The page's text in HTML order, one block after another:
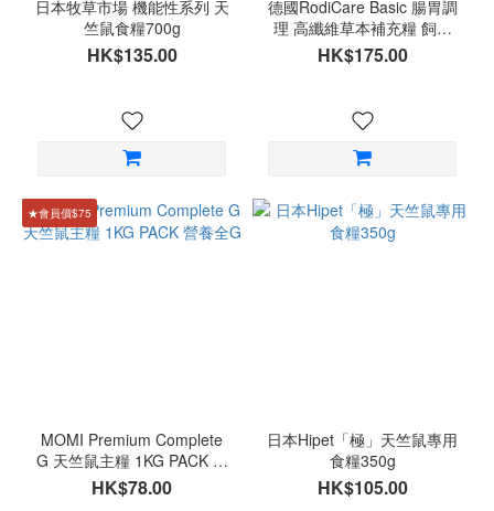
日本牧草市場 機能性系列 天
竺鼠食糧700g
HK$135.00
德國RodiCare Basic 腸胃調
理 高纖維草本補充糧 飼料
1kg (兔仔/天竺鼠適用)
HK$175.00
★會員價$75
MOMI Premium Complete
G 天竺鼠主糧 1KG PACK 營
養全G
HK$78.00
日本Hipet「極」天竺鼠專用
食糧350g
HK$105.00